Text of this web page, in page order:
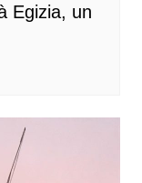
Egizia, un